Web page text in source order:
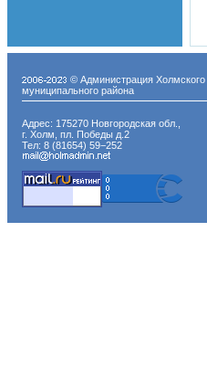
© Администрация Холмского
муниципального района
Адрес: 175270 Новгородская обл.,
г. Холм, пл. Победы д.2
Тел: 8 (81654) 59−252